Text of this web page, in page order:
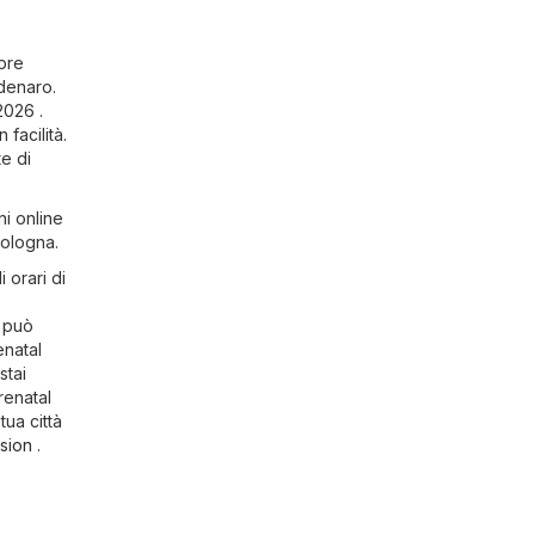
.
facilità.
di
online
orari di
città
.